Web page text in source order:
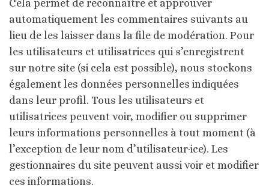
Cela permet de reconnaître et approuver
automatiquement les commentaires suivants au
lieu de les laisser dans la file de modération. Pour
les utilisateurs et utilisatrices qui s’enregistrent
sur notre site (si cela est possible), nous stockons
également les données personnelles indiquées
dans leur profil. Tous les utilisateurs et
utilisatrices peuvent voir, modifier ou supprimer
leurs informations personnelles à tout moment (à
l’exception de leur nom d’utilisateur·ice). Les
gestionnaires du site peuvent aussi voir et modifier
ces informations.